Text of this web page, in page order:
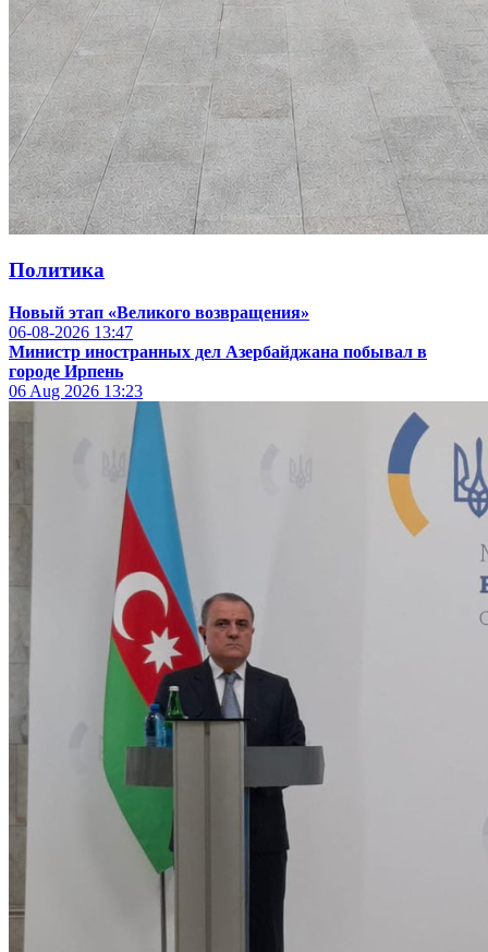
Политика
Новый этап «Великого возвращения»
06-08-2026 13:47
Министр иностранных дел Азербайджана побывал в
городе Ирпень
06 Aug 2026 13:23